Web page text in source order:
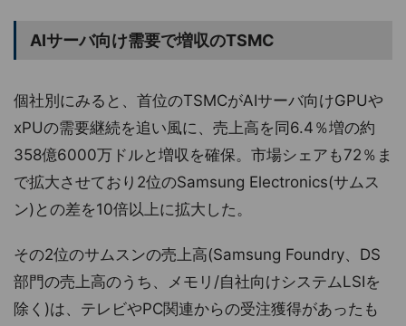
AIサーバ向け需要で増収のTSMC
個社別にみると、首位のTSMCがAIサーバ向けGPUや
xPUの需要継続を追い風に、売上高を同6.4％増の約
358億6000万ドルと増収を確保。市場シェアも72％ま
で拡大させており2位のSamsung Electronics(サムス
ン)との差を10倍以上に拡大した。
その2位のサムスンの売上高(Samsung Foundry、DS
部門の売上高のうち、メモリ/自社向けシステムLSIを
除く)は、テレビやPC関連からの受注獲得があったも